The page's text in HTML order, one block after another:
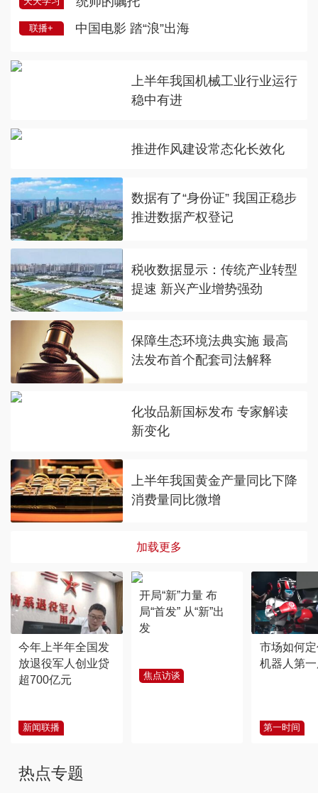
联播+ 中国电影 踏“浪”出海
上半年我国机械工业行业运行
稳中有进
推进作风建设常态化长效化
数据有了“身份证” 我国正稳步
推进数据产权登记
税收数据显示：传统产业转型
提速 新兴产业增势强劲
保障生态环境法典实施 最高
法发布首个配套司法解释
化妆品新国标发布 专家解读
新变化
上半年我国黄金产量同比下降
消费量同比微增
加载更多
今年上半年全国发
放退役军人创业贷
超700亿元
新闻联播
开局“新”力量 布
局“首发” 从“新”出
发
焦点访谈
市场如何定
机器人第一
第一时间
热点专题